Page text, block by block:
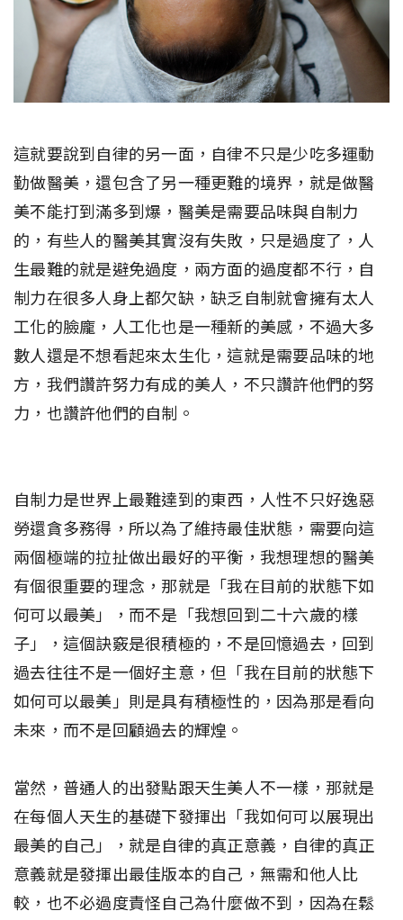
這就要說到自律的另一面，自律不只是少吃多運動
勤做醫美，還包含了另一種更難的境界，就是做醫
美不能打到滿多到爆，醫美是需要品味與自制力
的，有些人的醫美其實沒有失敗，只是過度了，人
生最難的就是避免過度，兩方面的過度都不行，自
制力在很多人身上都欠缺，缺乏自制就會擁有太人
工化的臉龐，人工化也是一種新的美感，不過大多
數人還是不想看起來太生化，這就是需要品味的地
方，我們讚許努力有成的美人，不只讚許他們的努
力，也讚許他們的自制。
自制力是世界上最難達到的東西，人性不只好逸惡
勞還貪多務得，所以為了維持最佳狀態，需要向這
兩個極端的拉扯做出最好的平衡，我想理想的醫美
有個很重要的理念，那就是「我在目前的狀態下如
何可以最美」，而不是「我想回到二十六歲的樣
子」，這個訣竅是很積極的，不是回憶過去，回到
過去往往不是一個好主意，但「我在目前的狀態下
如何可以最美」則是具有積極性的，因為那是看向
未來，而不是回顧過去的輝煌。
當然，普通人的出發點跟天生美人不一樣，那就是
在每個人天生的基礎下發揮出「我如何可以展現出
最美的自己」，就是自律的真正意義，自律的真正
意義就是發揮出最佳版本的自己，無需和他人比
較，也不必過度責怪自己為什麼做不到，因為在鬆